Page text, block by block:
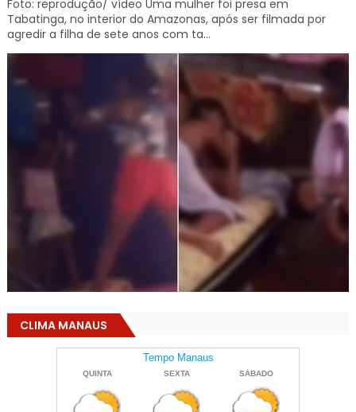
Foto: reprodução/ vídeo Uma mulher foi presa em
Tabatinga, no interior do Amazonas, após ser filmada por
agredir a filha de sete anos com ta...
CLIMA MANAUS